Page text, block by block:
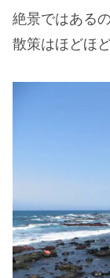
絶景ではある
散策はほどほ